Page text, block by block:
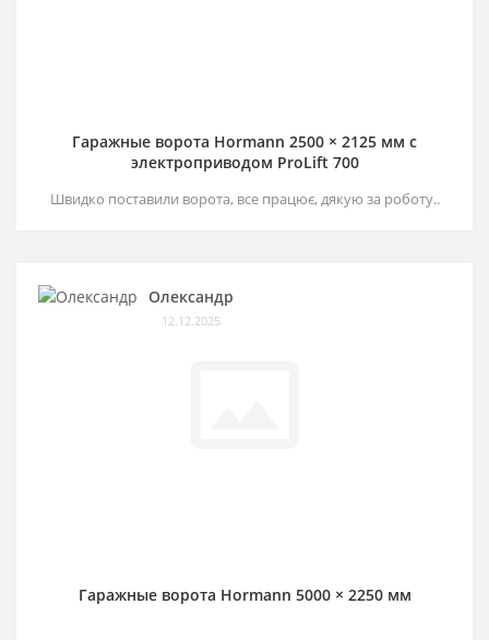
Гаражные ворота Hormann 2500 × 2125 мм c
электроприводом ProLift 700
Швидко поставили ворота, все працює, дякую за роботу..
Олександр
12.12.2025
Гаражные ворота Hormann 5000 × 2250 мм